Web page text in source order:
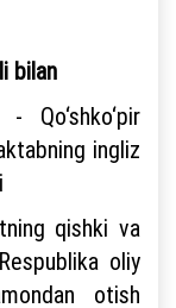
bilan
Qo‘shko‘pir
ingliz
qishki va
oliy
otish